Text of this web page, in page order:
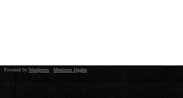
· Powered by Wordpress · Mentions légales